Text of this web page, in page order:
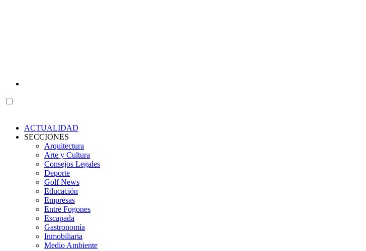
ACTUALIDAD
SECCIONES
Arquitectura
Arte y Cultura
Consejos Legales
Deporte
Golf News
Educación
Empresas
Entre Fogones
Escapada
Gastronomía
Inmobiliaria
Medio Ambiente